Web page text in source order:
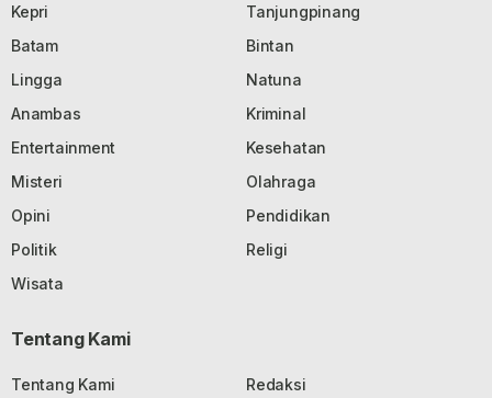
Kepri
Tanjungpinang
Batam
Bintan
Lingga
Natuna
Anambas
Kriminal
Entertainment
Kesehatan
Misteri
Olahraga
Opini
Pendidikan
Politik
Religi
Wisata
Tentang Kami
Tentang Kami
Redaksi